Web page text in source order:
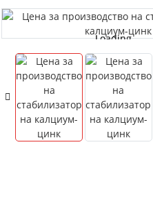
Loading...
Loading...